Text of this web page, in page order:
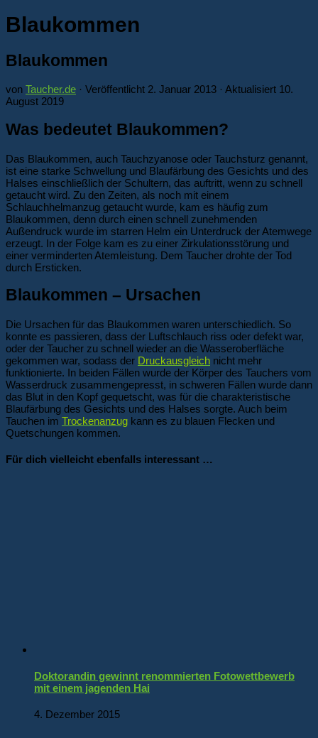
Blaukommen
Blaukommen
von Taucher.de · Veröffentlicht 2. Januar 2013 · Aktualisiert 10.
August 2019
Was bedeutet Blaukommen?
Das Blaukommen, auch Tauchzyanose oder Tauchsturz genannt,
ist eine starke Schwellung und Blaufärbung des Gesichts und des
Halses einschließlich der Schultern, das auftritt, wenn zu schnell
getaucht wird. Zu den Zeiten, als noch mit einem
Schlauchhelmanzug getaucht wurde, kam es häufig zum
Blaukommen, denn durch einen schnell zunehmenden
Außendruck wurde im starren Helm ein Unterdruck der Atemwege
erzeugt. In der Folge kam es zu einer Zirkulationsstörung und
einer verminderten Atemleistung. Dem Taucher drohte der Tod
durch Ersticken.
Blaukommen – Ursachen
Die Ursachen für das Blaukommen waren unterschiedlich. So
konnte es passieren, dass der Luftschlauch riss oder defekt war,
oder der Taucher zu schnell wieder an die Wasseroberfläche
gekommen war, sodass der Druckausgleich nicht mehr
funktionierte. In beiden Fällen wurde der Körper des Tauchers vom
Wasserdruck zusammengepresst, in schweren Fällen wurde dann
das Blut in den Kopf gequetscht, was für die charakteristische
Blaufärbung des Gesichts und des Halses sorgte. Auch beim
Tauchen im Trockenanzug kann es zu blauen Flecken und
Quetschungen kommen.
Für dich vielleicht ebenfalls interessant …
Doktorandin gewinnt renommierten Fotowettbewerb
mit einem jagenden Hai
4. Dezember 2015